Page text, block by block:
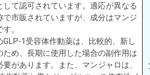
して認可されています。適応が異なる
で市販されていますが、成分はマンジ
。
GLP-1受容体作動薬は、比較的、新し
ため、長期に使用した場合の副作用は
があります。また、マンジャロは、